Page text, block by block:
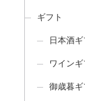
ギフト
日本酒ギ
ワインギ
御歳暮ギ